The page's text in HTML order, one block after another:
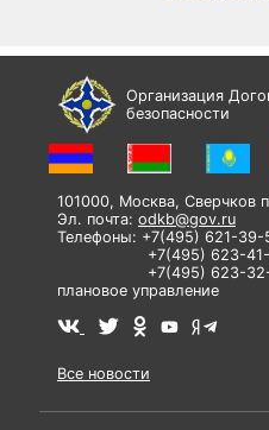
Организация
безопасности
101000, Москва, Сверчков
Эл. почта: odkb@gov.ru
Телефоны: +7(495) 621-39-
+7(495) 623-
+7(495) 623-32-70 -
плановое управление
Все новости